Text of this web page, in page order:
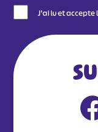
J'ai lu et accepte